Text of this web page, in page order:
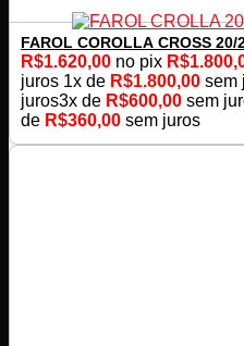
FAROL COROLLA CROSS
R$1.620,00 no pix R$
juros 1x de R$1.800,00 sem
juros3x de R$600,00 sem
de R$360,00 sem juros